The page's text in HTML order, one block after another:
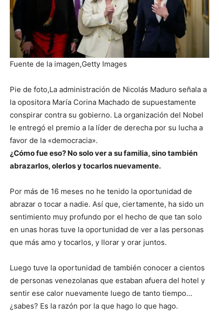
Fuente de la imagen,Getty Images
Pie de foto,La administración de Nicolás Maduro señala a
la opositora María Corina Machado de supuestamente
conspirar contra su gobierno. La organización del Nobel
le entregó el premio a la líder de derecha por su lucha a
favor de la «democracia».
¿Cómo fue eso? No solo ver a su familia, sino también
abrazarlos, olerlos y tocarlos nuevamente.
Por más de 16 meses no he tenido la oportunidad de
abrazar o tocar a nadie. Así que, ciertamente, ha sido un
sentimiento muy profundo por el hecho de que tan solo
en unas horas tuve la oportunidad de ver a las personas
que más amo y tocarlos, y llorar y orar juntos.
Luego tuve la oportunidad de también conocer a cientos
de personas venezolanas que estaban afuera del hotel y
sentir ese calor nuevamente luego de tanto tiempo…
¿sabes? Es la razón por la que hago lo que hago.